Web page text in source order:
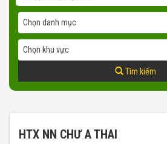
Chọn danh mục
Chọn khu vực
Tìm kiếm
HTX NN CHƯ A THAI